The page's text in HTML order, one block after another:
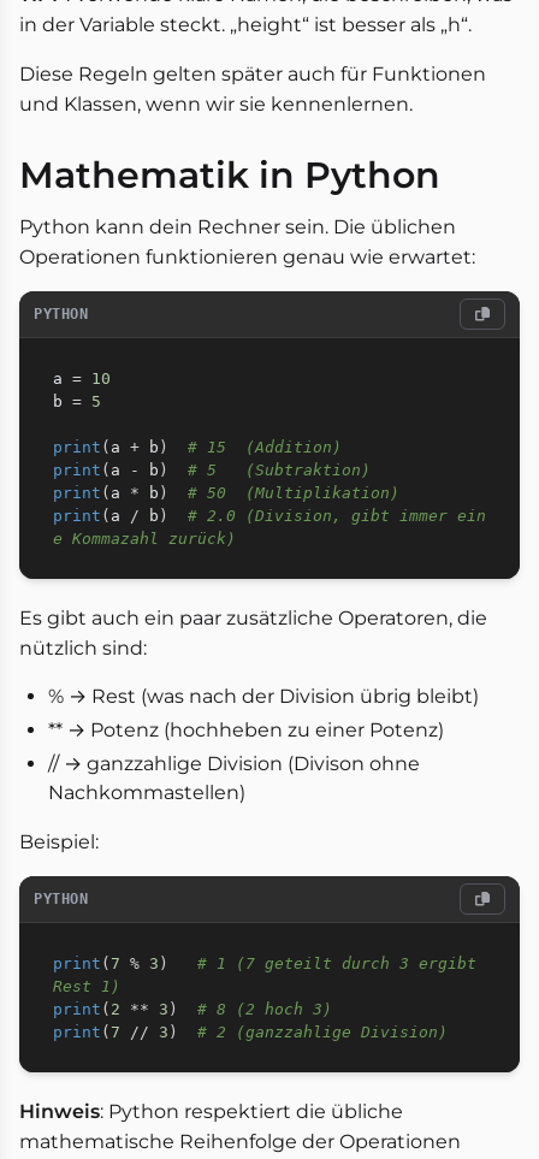
in der Variable steckt. „height“ ist besser als „h“.
Diese Regeln gelten später auch für Funktionen
und Klassen, wenn wir sie kennenlernen.
Mathematik in Python
Python kann dein Rechner sein. Die üblichen
Operationen funktionieren genau wie erwartet:
PYTHON
a = 10
b = 5
print ( a + b )
# 15  (Addition)
print ( a - b )
# 5   (Subtraktion)
print ( a * b )
# 50  (Multiplikation)
print ( a / b )
# 2.0 (Division, gibt immer ein
e Kommazahl zurück)
Es gibt auch ein paar zusätzliche Operatoren, die
nützlich sind:
% → Rest (was nach der Division übrig bleibt)
** → Potenz (hochheben zu einer Potenz)
// → ganzzahlige Division (Divison ohne
Nachkommastellen)
Beispiel:
PYTHON
print ( 7 % 3 )
# 1 (7 geteilt durch 3 ergibt
Rest 1)
print ( 2 ** 3 )
# 8 (2 hoch 3)
print ( 7 // 3 ) # 2 (ganzzahlige Division)
Hinweis: Python respektiert die übliche
mathematische Reihenfolge der Operationen